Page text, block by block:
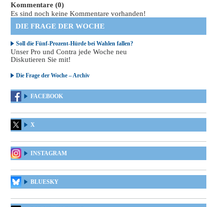
Kommentare (0)
Es sind noch keine Kommentare vorhanden!
DIE FRAGE DER WOCHE
Soll die Fünf-Prozent-Hürde bei Wahlen fallen?
Unser Pro und Contra jede Woche neu
Diskutieren Sie mit!
Die Frage der Woche – Archiv
FACEBOOK
X
INSTAGRAM
BLUESKY